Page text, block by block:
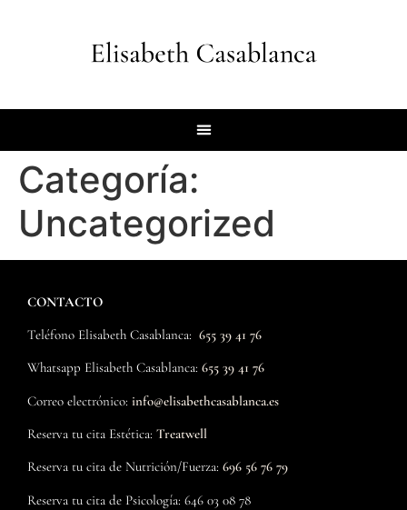
Categoría:
Uncategorized
CONTACTO
Teléfono Elisabeth Casablanca: 655 39 41 76
Whatsapp Elisabeth Casablanca: 655 39 41 76
Correo electrónico: info@elisabethcasablanca.es
Reserva tu cita Estética: Treatwell
Reserva tu cita de Nutrición/Fuerza: 696 56 76 79
Reserva tu cita de Psicología: 646 03 08 78